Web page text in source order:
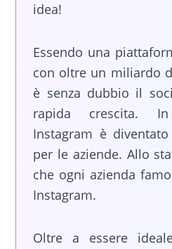
idea!
Essendo una
con oltre un miliardo
è senza dubbio il
rapida crescita.
Instagram è
per le aziende. Allo
che ogni azienda
Instagram.
Oltre a essere